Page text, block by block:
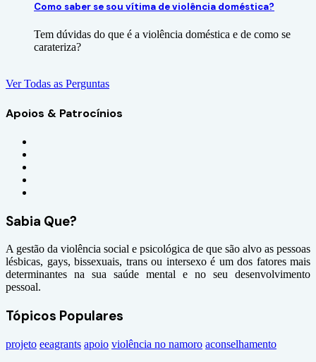
Como saber se sou vítima de violência doméstica?
Tem dúvidas do que é a violência doméstica e de como se
carateriza?
Ver Todas as Perguntas
Apoios & Patrocínios
Sabia Que?
A gestão da violência social e psicológica de que são alvo as pessoas
lésbicas, gays, bissexuais, trans ou intersexo é um dos fatores mais
determinantes na sua saúde mental e no seu desenvolvimento
pessoal.
Tópicos Populares
projeto eeagrants apoio violência no namoro aconselhamento